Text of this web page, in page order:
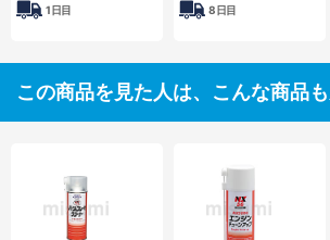
1日目 8日目
この商品を見た人は、こんな商品